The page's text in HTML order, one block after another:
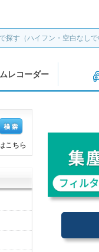
レコーダー
こちら